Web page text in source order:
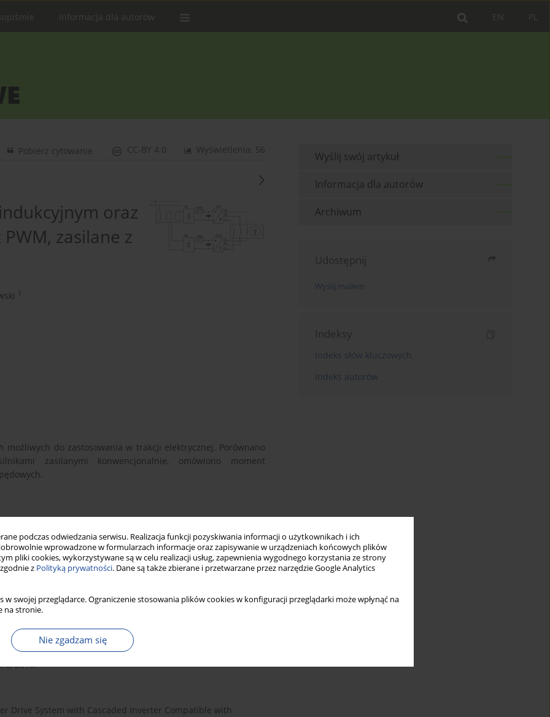
podczas odwiedzania serwisu. Realizacja funkcji pozyskiwania informacji o użytkownikach i ich
wprowadzone w formularzach informacje oraz zapisywanie w urządzeniach końcowych plików
pliki cookies, wykorzystywane są w celu realizacji usług, zapewnienia wygodnego korzystania ze strony
z Polityką prywatności. Dane są także zbierane i przetwarzane przez narzędzie Google Analytics
w swojej przeglądarce. Ograniczenie stosowania plików cookies w konfiguracji przeglądarki może wpłynąć na
na stronie.
Nie zgadzam się
PL
EN
Informacja dla autorów
Wyświetlenia: 56
CC-BY 4.0
Pobierz cytowanie
oraz
zasilane z
1
do zastosowania w trakcji elektrycznej. Porównano
zasilanymi konwencjonalnie, omówiono moment
napędy przekształtnikowe dla pasażerskich
2007, nr 6.
Converters, Applications and Design. J. Wiley & Sons, 2003.
zastosowaniu do silnika indukcyjnego lub autonomicznej
2010.
Drive System with Cascaded Inverter Compatible with
Wyślij swój artykuł
Informacja dla autorów
Archiwum
Udostępnij
Wyślij mailem
Indeksy
Indeks słów kluczowych
Indeks autorów